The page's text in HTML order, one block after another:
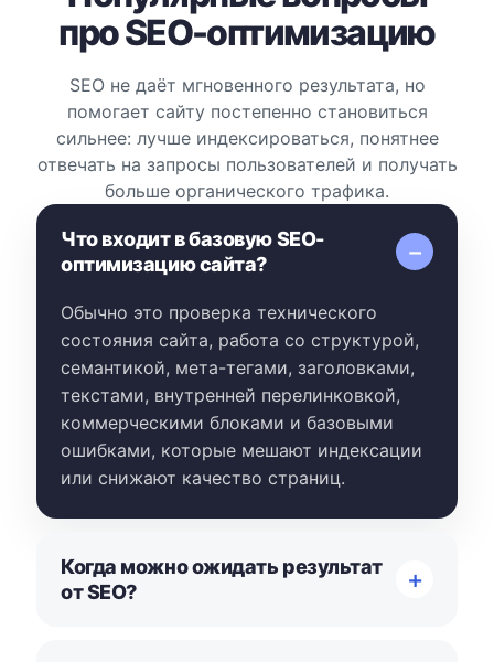
про SEO-оптимизацию
SEO не даёт мгновенного результата, но
помогает сайту постепенно становиться
сильнее: лучше индексироваться, понятнее
отвечать на запросы пользователей и получать
больше органического трафика.
Что входит в базовую SEO-
оптимизацию сайта?
Обычно это проверка технического
состояния сайта, работа со структурой,
семантикой, мета-тегами, заголовками,
текстами, внутренней перелинковкой,
коммерческими блоками и базовыми
ошибками, которые мешают индексации
или снижают качество страниц.
Когда можно ожидать результат
от SEO?